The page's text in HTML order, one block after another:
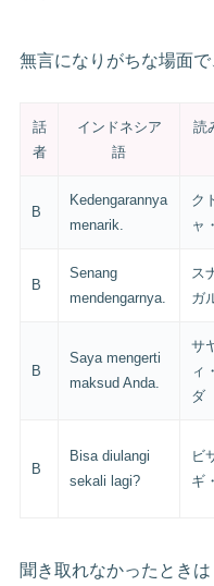
無言になりがちな場面
話
者
インドネシア
語
読
B
Kedengarannya
menarik.
ク
ャ
B
Senang
mendengarnya.
ス
ガ
B
Saya mengerti
maksud Anda.
サ
ィ
ダ
B
Bisa diulangi
sekali lagi?
ビ
ギ
聞き取れなかったとき